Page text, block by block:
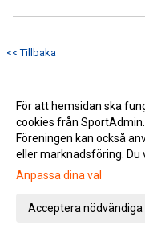
<< Tillbaka
Gå till
För att hemsidan ska
cookies från
Föreningen kan också
eller marknadsföring. Du
Anpassa dina val
Acceptera nödvändiga